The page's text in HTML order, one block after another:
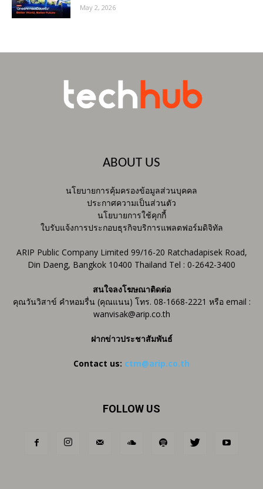
May 2, 2026
ABOUT US
นโยบายการคุ้มครองข้อมูลส่วนบุคคล
ประกาศความเป็นส่วนตัว
นโยบายการใช้คุกกี้
ใบรับแจ้งการประกอบธุรกิจบริการแพลตฟอร์มดิจิทัล
ARIP Public Company Limited 99/16-20 Ratchadapisek Road,
Din Daeng, Bangkok 10400 Thailand Tel : 0-2642-3400
สนใจลงโฆษณาติดต่อ
คุณวันวิสาข์ คำหอมรื่น (คุณแนน) โทร. 08-1668-2221 หรือ email :
wanvisak@arip.co.th
ฝากข่าวประชาสัมพันธ์
Contact us: ctm@arip.co.th
FOLLOW US